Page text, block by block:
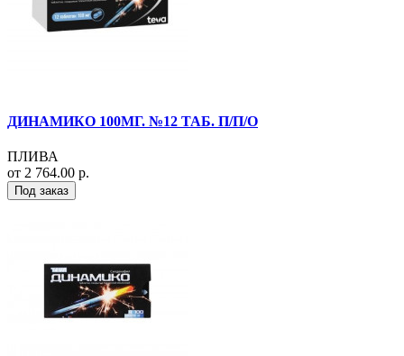
ДИНАМИКО 100МГ. №12 ТАБ. П/П/О
ПЛИВА
от 2 764.00 р.
Под заказ